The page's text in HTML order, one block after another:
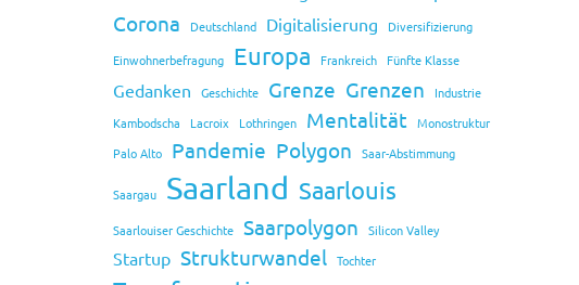
Corona Deutschland Digitalisierung
Diversifizierung
Einwohnerbefragung
Europa Frankreich Fünfte Klasse
Gedanken Geschichte Grenze Grenzen
Industrie
Kambodscha
Lacroix Lothringen Mentalität
Monostruktur
Palo Alto
Pandemie Polygon Saar-Abstimmung
Saargau Saarland Saarlouis
Saarlouiser Geschichte Saarpolygon Silicon Valley
Startup Strukturwandel Tochter